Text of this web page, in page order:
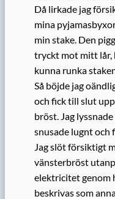
Då lirkade jag
mina
min stake. Den
tryckt mot mitt lår,
kunna runka
Så böjde jag
och fick till slut
bröst. Jag
snusade lugnt och
Jag slöt försiktigt
vänsterbröst
elektricitet genom
beskrivas som